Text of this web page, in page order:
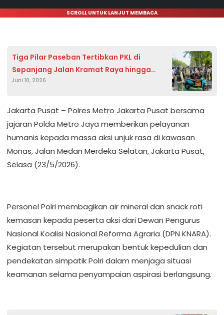
SCROLL UNTUK LANJUT MEMBACA
Tiga Pilar Paseban Tertibkan PKL di
Sepanjang Jalan Kramat Raya hingga
Salemba Raya
Juni 10, 2026
Jakarta Pusat – Polres Metro Jakarta Pusat bersama
jajaran Polda Metro Jaya memberikan pelayanan
humanis kepada massa aksi unjuk rasa di kawasan
Monas, Jalan Medan Merdeka Selatan, Jakarta Pusat,
Selasa (23/5/2026).
Personel Polri membagikan air mineral dan snack roti
kemasan kepada peserta aksi dari Dewan Pengurus
Nasional Koalisi Nasional Reforma Agraria (DPN KNARA).
Kegiatan tersebut merupakan bentuk kepedulian dan
pendekatan simpatik Polri dalam menjaga situasi
keamanan selama penyampaian aspirasi berlangsung.